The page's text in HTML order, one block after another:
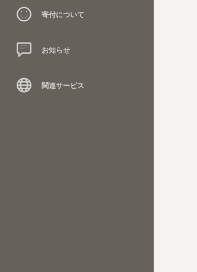
寄付について
お知らせ
関連サービス